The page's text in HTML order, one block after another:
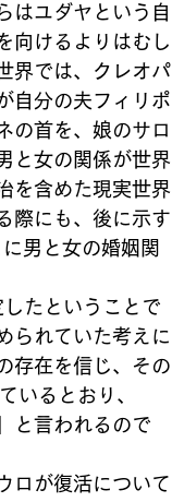
はユダヤという自
向けるよりはむし
界では、クレオパ
自分の夫フィリポ
の首を、娘のサロ
と女の関係が世界
を含めた現実世界
際にも、後に示す
男と女の婚姻関
たということで
られていた考えに
存在を信じ、その
いるとおり、
と言われるので
ロが復活について